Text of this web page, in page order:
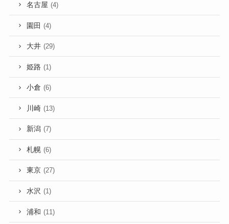
名古屋 (4)
園田 (4)
大井 (29)
姫路 (1)
小倉 (6)
川崎 (13)
新潟 (7)
札幌 (6)
東京 (27)
水沢 (1)
浦和 (11)